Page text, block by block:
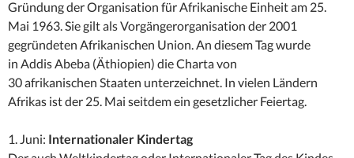
Gründung der Organisation für Afrikanische Einheit am 25.
Mai 1963. Sie gilt als Vorgängerorganisation der 2001
gegründeten Afrikanischen Union. An diesem Tag wurde
in Addis Abeba (Äthiopien) die Charta von
30 afrikanischen Staaten unterzeichnet. In vielen Ländern
Afrikas ist der 25. Mai seitdem ein gesetzlicher Feiertag.
1. Juni: Internationaler Kindertag